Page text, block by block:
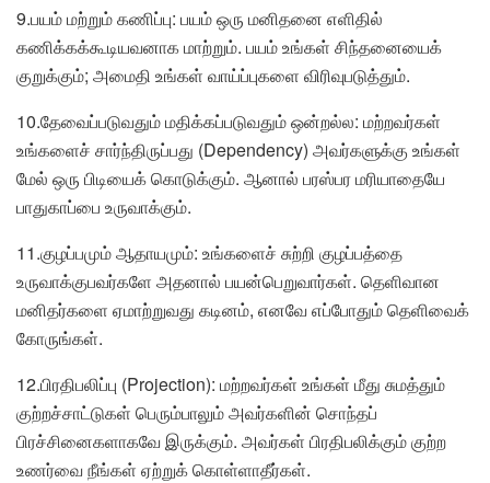
9.பயம் மற்றும் கணிப்பு: பயம் ஒரு மனிதனை எளிதில்
கணிக்கக்கூடியவனாக மாற்றும். பயம் உங்கள் சிந்தனையைக்
குறுக்கும்; அமைதி உங்கள் வாய்ப்புகளை விரிவுபடுத்தும்.
10.தேவைப்படுவதும் மதிக்கப்படுவதும் ஒன்றல்ல: மற்றவர்கள்
உங்களைச் சார்ந்திருப்பது (Dependency) அவர்களுக்கு உங்கள்
மேல் ஒரு பிடியைக் கொடுக்கும். ஆனால் பரஸ்பர மரியாதையே
பாதுகாப்பை உருவாக்கும்.
11.குழப்பமும் ஆதாயமும்: உங்களைச் சுற்றி குழப்பத்தை
உருவாக்குபவர்களே அதனால் பயன்பெறுவார்கள். தெளிவான
மனிதர்களை ஏமாற்றுவது கடினம், எனவே எப்போதும் தெளிவைக்
கோருங்கள்.
12.பிரதிபலிப்பு (Projection): மற்றவர்கள் உங்கள் மீது சுமத்தும்
குற்றச்சாட்டுகள் பெரும்பாலும் அவர்களின் சொந்தப்
பிரச்சினைகளாகவே இருக்கும். அவர்கள் பிரதிபலிக்கும் குற்ற
உணர்வை நீங்கள் ஏற்றுக் கொள்ளாதீர்கள்.